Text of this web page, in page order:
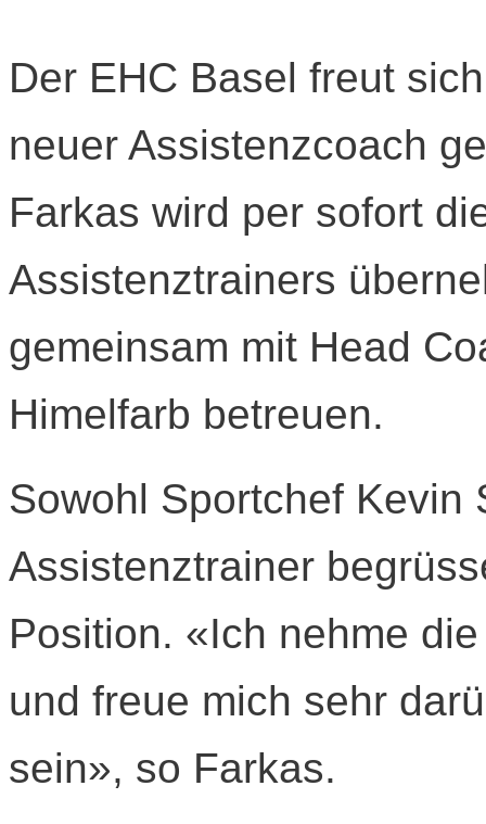
Der EHC Basel freut
neuer Assistenzcoach
Farkas wird per sofort
Assistenztrainers
gemeinsam mit Head
Himelfarb betreuen.
Sowohl Sportchef Kevin
Assistenztrainer
Position. «Ich nehme
und freue mich sehr
sein», so Farkas.